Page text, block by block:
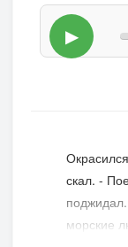
▶
скал. -
морские